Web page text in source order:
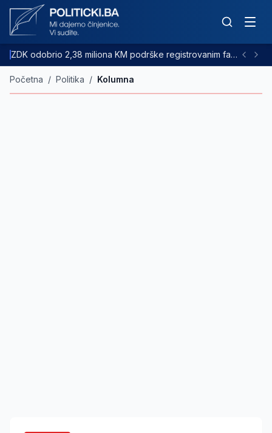
ZDK odobrio 2,38 miliona KM podrške registrovanim farmama goveda
Početna / Politika / Kolumna